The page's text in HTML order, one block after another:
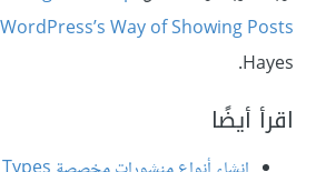
WordPress’s Way of Showing Posts
Hayes.
اقرأ أيضًا